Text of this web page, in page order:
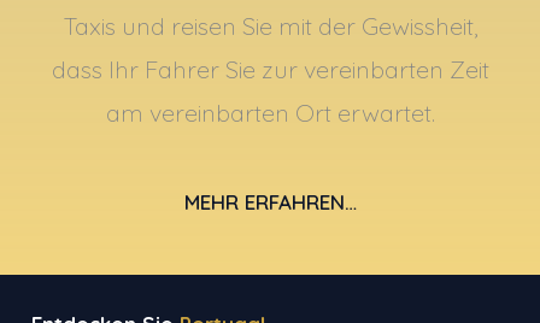
Taxis und reisen Sie mit der Gewissheit,
dass Ihr Fahrer Sie zur vereinbarten Zeit
am vereinbarten Ort erwartet.
MEHR ERFAHREN…